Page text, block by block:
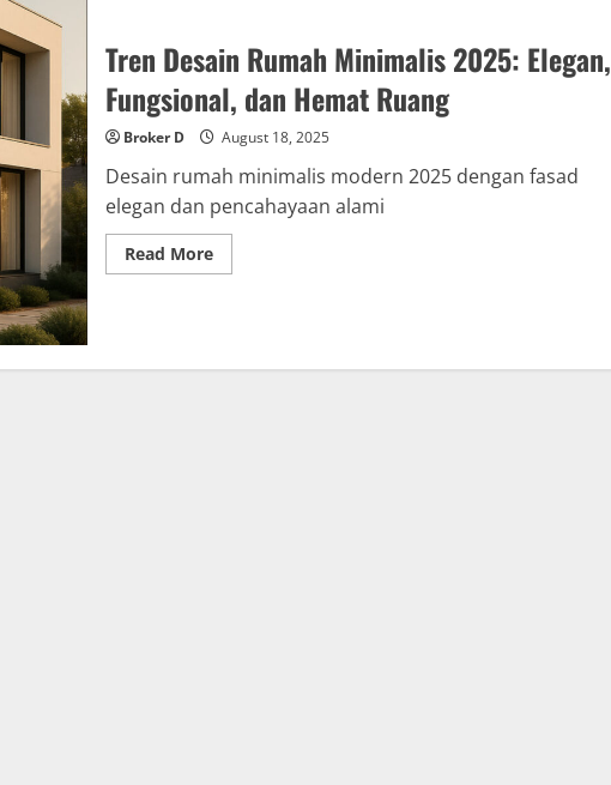
Tren Desain Rumah Minimalis 2025: Elegan,
Fungsional, dan Hemat Ruang
Broker D August 18, 2025
Desain rumah minimalis modern 2025 dengan fasad
elegan dan pencahayaan alami
Read MoreRead
more
2025: